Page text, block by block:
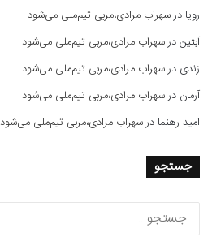
رویا درسهراب مرادی،مربی تیم‌ملی می‌شود
آبتیندرسهراب مرادی،مربی تیم‌ملی می‌شود
زندی درسهراب مرادی،مربی تیم‌ملی می‌شود
آرمان درسهراب مرادی،مربی تیم‌ملی می‌شود
امید رهنما درسهراب مرادی،مربی تیم‌ملی می‌شود
جستجو